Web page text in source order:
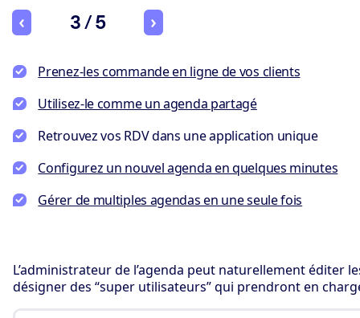
3 / 5
Prenez-les commande en ligne de vos clients
Utilisez-le comme un agenda partagé
Retrouvez vos RDV dans une application unique
Configurez un nouvel agenda en quelques minutes
Gérer de multiples agendas en une seule fois
L’administrateur de l’agenda peut naturellement éditer
désigner des “super utilisateurs” qui prendront en